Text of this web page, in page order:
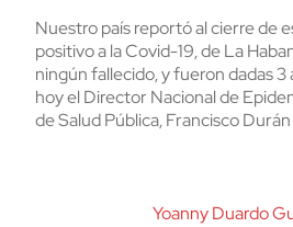
Nuestro país reportó al cierre de
positivo a la Covid-19, de La
ningún fallecido, y fueron dadas
hoy el Director Nacional de
de Salud Pública, Francisco Durán
Yoanny Duardo